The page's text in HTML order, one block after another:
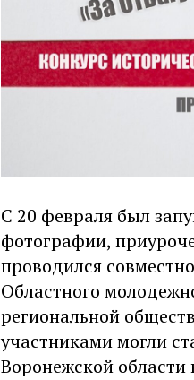
С 20 февраля был
фотографии,
проводился
Областного
региональной
участниками могли
Воронежской области